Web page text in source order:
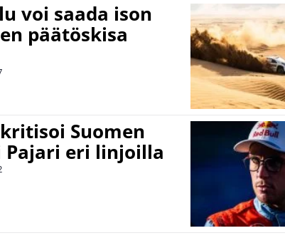
voi saada ison
päätöskisa
Suomen
Pajari eri linjoilla